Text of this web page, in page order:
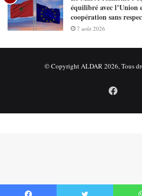
équilibré avec l’Union
coopération sans
7 août 2026
© Copyright ALDAR 2026, Tous